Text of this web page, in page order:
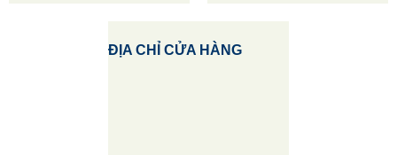
ĐỊA CHỈ CỬA HÀNG